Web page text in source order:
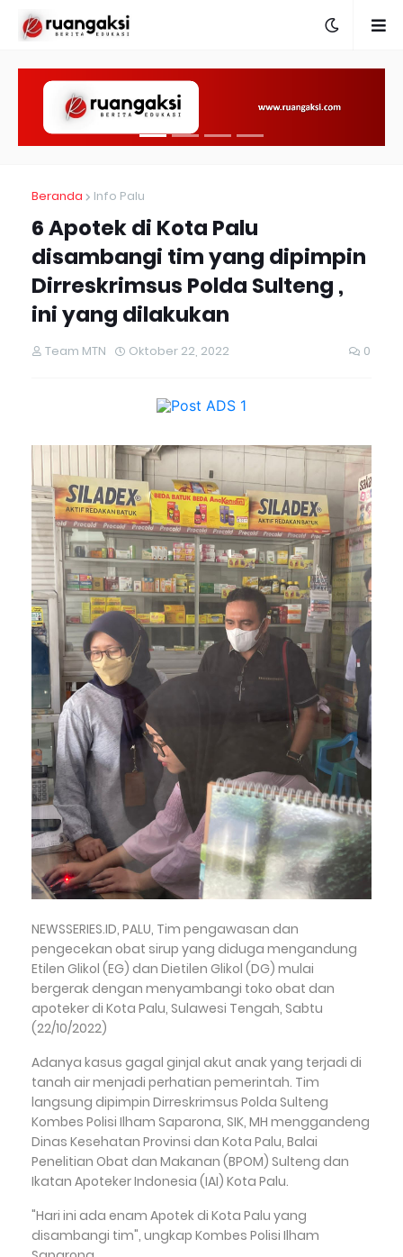
Beranda Info Palu
6 Apotek di Kota Palu
disambangi tim yang dipimpin
Dirreskrimsus Polda Sulteng ,
ini yang dilakukan
Team MTN Oktober 22, 2022 0
NEWSSERIES.ID, PALU, Tim pengawasan dan
pengecekan obat sirup yang diduga mengandung
Etilen Glikol (EG) dan Dietilen Glikol (DG) mulai
bergerak dengan menyambangi toko obat dan
apoteker di Kota Palu, Sulawesi Tengah, Sabtu
(22/10/2022)
Adanya kasus gagal ginjal akut anak yang terjadi di
tanah air menjadi perhatian pemerintah. Tim
langsung dipimpin Dirreskrimsus Polda Sulteng
Kombes Polisi Ilham Saparona, SIK, MH menggandeng
Dinas Kesehatan Provinsi dan Kota Palu, Balai
Penelitian Obat dan Makanan (BPOM) Sulteng dan
Ikatan Apoteker Indonesia (IAI) Kota Palu.
"Hari ini ada enam Apotek di Kota Palu yang
disambangi tim", ungkap Kombes Polisi Ilham